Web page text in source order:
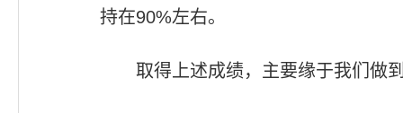
持在90%左右。
取得上述成绩，主要缘于我们做